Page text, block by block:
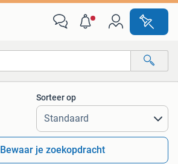
Alle afstanden…
Sorteer op
Bewaar je zoekopdracht